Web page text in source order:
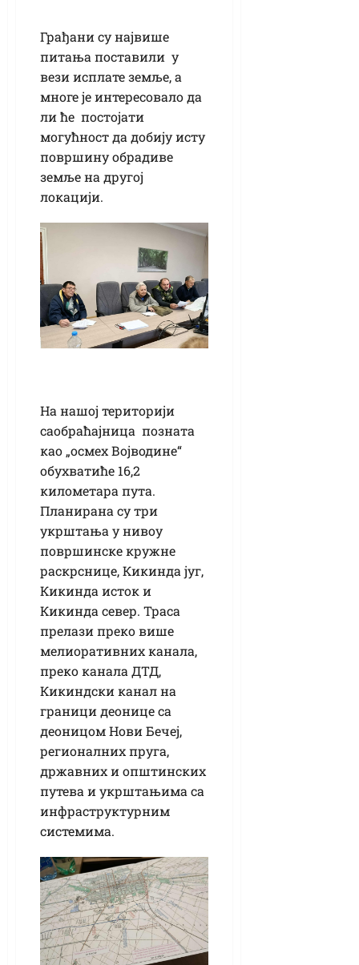
Грађани су највише
питања поставили у
вези исплате земље, а
многе је интересовало да
ли ће постојати
могућност да добију исту
површину обрадиве
земље на другој
локацији.
На нашој територији
саобраћајница позната
као „осмех Војводине“
обухватиће 16,2
километара пута.
Планирана су три
укрштања у нивоу
површинске кружне
раскрснице, Кикинда југ,
Кикинда исток и
Кикинда север. Траса
прелази преко више
мелиоративних канала,
преко канала ДТД,
Кикиндски канал на
граници деонице са
деоницом Нови Бечеј,
регионалних пруга,
државних и општинских
путева и укрштањима са
инфраструктурним
системима.